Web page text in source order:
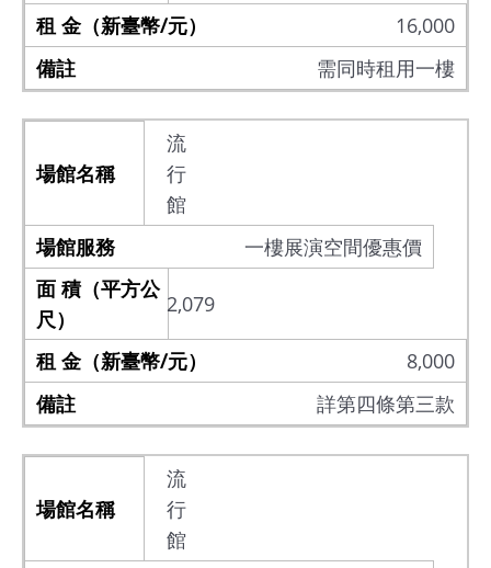
16,000
需同時租用一樓
流
行
館
一樓展演空間優惠價
2,079
8,000
詳第四條第三款
流
行
館